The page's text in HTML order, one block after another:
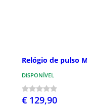
Relógio de pulso
DISPONÍVEL
€ 129,90